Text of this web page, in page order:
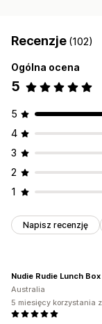
Recenzje (102)
Ogólna ocena
5
5
4
3
2
1
Napisz recenzję
Nudie Rudie Lunch Box
Australia
5 miesięcy korzystania